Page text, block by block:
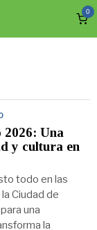
0
2026: Una
y cultura en
todo en las
Ciudad de
una
la